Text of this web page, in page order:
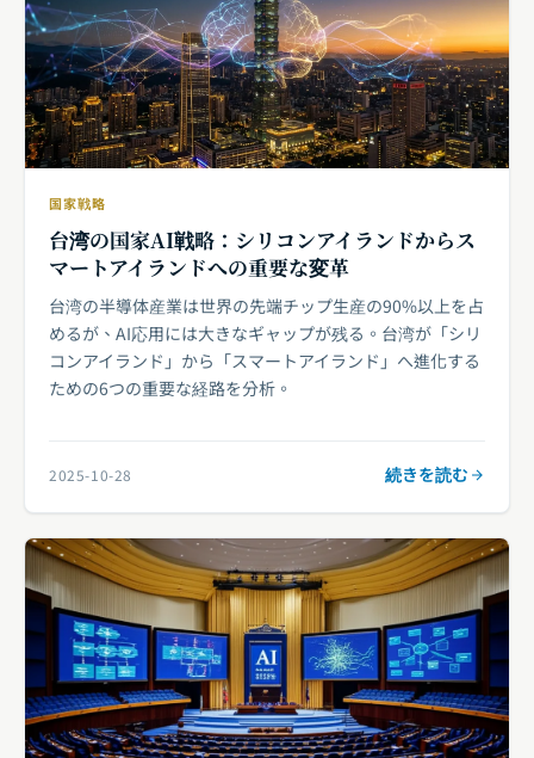
国家戦略
台湾の国家AI戦略：シリコンアイランドからス
マートアイランドへの重要な変革
台湾の半導体産業は世界の先端チップ生産の90%以上を占
めるが、AI応用には大きなギャップが残る。台湾が「シリ
コンアイランド」から「スマートアイランド」へ進化する
ための6つの重要な経路を分析。
2025-10-28 続きを読む